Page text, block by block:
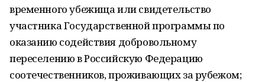
временного убежища или свидетельство
участника Государственной программы по
оказанию содействия добровольному
переселению в Российскую Федерацию
соотечественников, проживающих за рубежом;